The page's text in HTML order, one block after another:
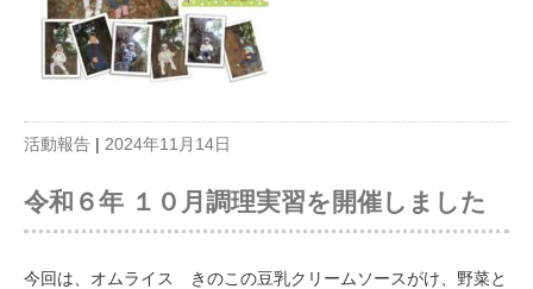
活動報告 | 2024年11月14日
令和６年 １０月調理実習を開催しました
今回は、オムライス きのこの豆乳クリームソースがけ、野菜と